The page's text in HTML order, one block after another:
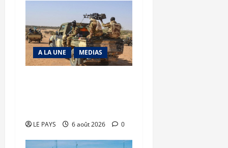
A LA UNE MEDIAS
LE PAYS 6 août 2026 0